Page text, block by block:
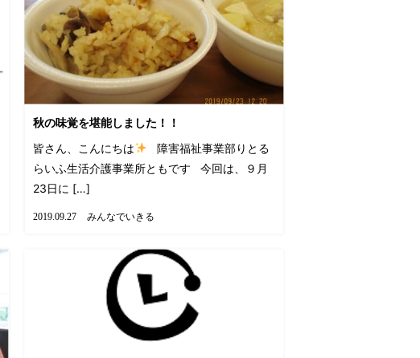
秋の味覚を堪能しました！！
皆さん、こんにちは
障害福祉事業部りとる
らいふ生活介護事業所ともです 今回は、９月
23日に […]
2019.09.27 みんなでいきる